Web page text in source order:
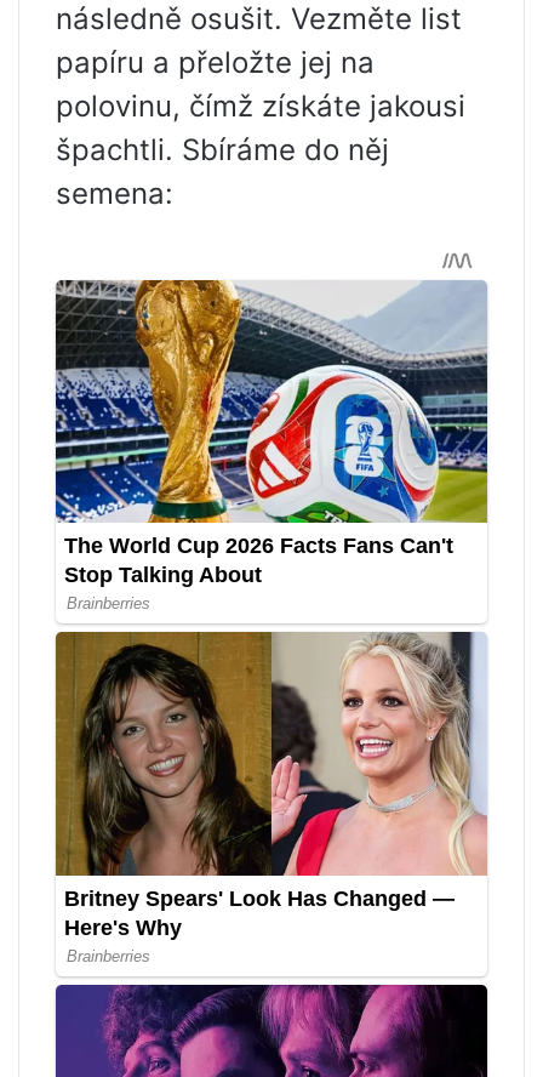
následně osušit. Vezměte list
papíru a přeložte jej na
polovinu, čímž získáte jakousi
špachtli. Sbíráme do něj
semena: